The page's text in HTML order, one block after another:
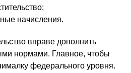
начисления.
вправе дополнить
нормами. Главное, чтобы
федерального уровня.